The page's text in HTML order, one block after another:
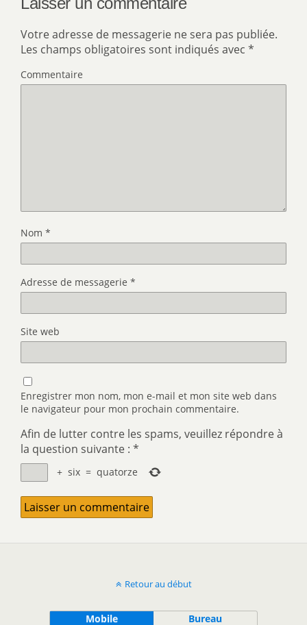
Votre adresse de messagerie ne sera pas publiée.
Les champs obligatoires sont indiqués avec *
Commentaire
Nom *
Adresse de messagerie *
Site web
Enregistrer mon nom, mon e-mail et mon site web dans
le navigateur pour mon prochain commentaire.
Afin de lutter contre les spams, veuillez répondre à
la question suivante : *
+ six = quatorze
Retour au début
Mobile Bureau